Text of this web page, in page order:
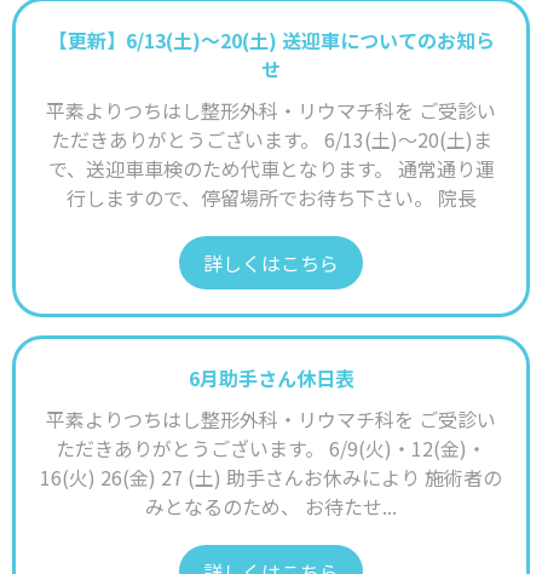
【更新】6/13(土)～20(土) 送迎車についてのお知ら
せ
平素よりつちはし整形外科・リウマチ科を ご受診い
ただきありがとうございます。 6/13(土)～20(土)ま
で、送迎車車検のため代車となります。 通常通り運
行しますので、停留場所でお待ち下さい。 院長
詳しくはこちら
6月助手さん休日表
平素よりつちはし整形外科・リウマチ科を ご受診い
ただきありがとうございます。 6/9(火)・12(金)・
16(火) 26(金) 27 (土) 助手さんお休みにより 施術者の
みとなるのため、 お待たせ...